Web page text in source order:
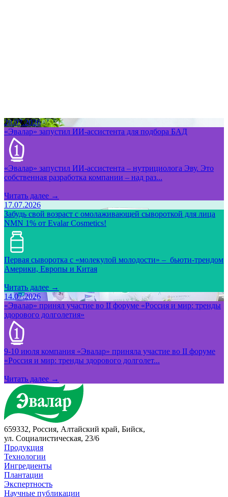
28.07.2026
«Эвалар» запустил ИИ-ассистента для подбора БАД
«Эвалар» запустил ИИ-ассистента – нутрициолога Эву. Это
собственная разработка компании – над раз...
Читать далее →
17.07.2026
Забудь свой возраст с омолаживающей сывороткой для лица
NMN 1% от Evalar Cosmetics!
Первая сыворотка с «молекулой молодости» – бьюти-трендом
Америки, Европы и Китая
Читать далее →
14.07.2026
«Эвалар» принял участие во II форуме «Россия и мир: тренды
здорового долголетия»
9-10 июля компания «Эвалар» приняла участие во II форуме
«Россия и мир: тренды здорового долголет...
Читать далее →
659332, Россия, Алтайский край, Бийск,
ул. Социалистическая, 23/6
Продукция
Технологии
Ингредиенты
Плантации
Экспертность
Научные публикации